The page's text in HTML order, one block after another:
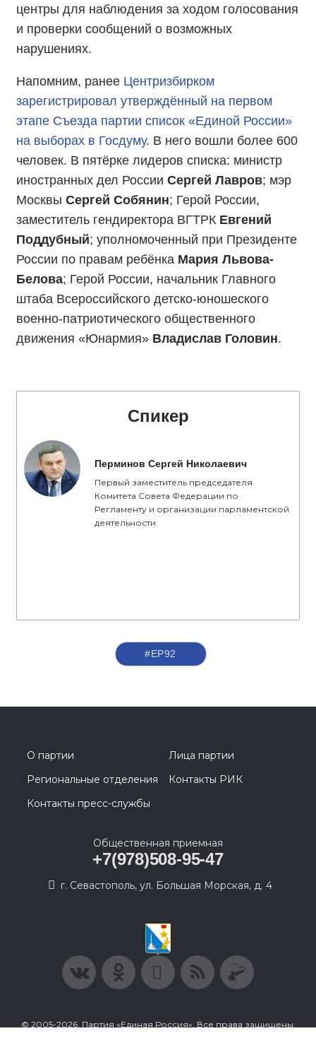
центры для наблюдения за ходом голосования
и проверки сообщений о возможных
нарушениях.
Напомним, ранее Центризбирком
зарегистрировал утверждённый на первом
этапе Съезда партии список «Единой России»
на выборах в Госдуму. В него вошли более 600
человек. В пятёрке лидеров списка: министр
иностранных дел России Сергей Лавров; мэр
Москвы Сергей Собянин; Герой России,
заместитель гендиректора ВГТРК Евгений
Поддубный; уполномоченный при Президенте
России по правам ребёнка Мария Львова-
Белова; Герой России, начальник Главного
штаба Всероссийского детско-юношеского
военно-патриотического общественного
движения «Юнармия» Владислав Головин.
Спикер
Перминов Сергей Николаевич
Первый заместитель председателя
Комитета Совета Федерации по
Регламенту и организации парламентской
деятельности
#ЕР92
О партии
Лица партии
Региональные отделения
Контакты РИК
Контакты пресс-службы
Общественная приемная
+7(978)508-95-47
г. Севастополь, ул. Большая Морская, д. 4
© 2005-2026, Партия «Единая Россия». Все права защищены.